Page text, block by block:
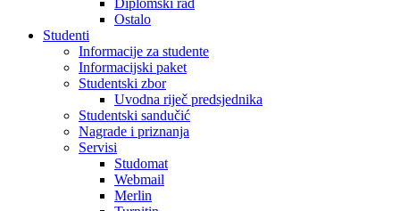
Diplomski rad
Ostalo
Studenti
Informacije za studente
Informacijski paket
Studentski zbor
Uvodna riječ predsjednika
Studentski sandučić
Nagrade i priznanja
Servisi
Studomat
Webmail
Merlin